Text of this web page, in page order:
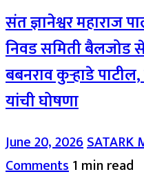
संत ज्ञानेश्वर महाराज
निवड समिती बैलजोड
बबनराव कुऱ्हाडे
यांची घोषणा
June 20, 2026SATARK
Comments1 min read